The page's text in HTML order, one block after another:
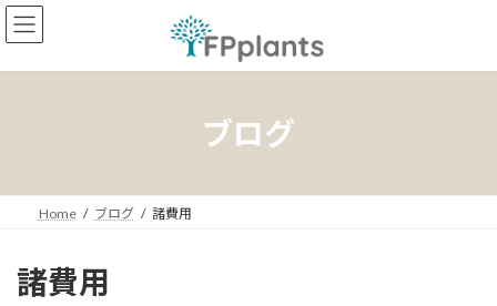
コ
ン
ン
ナ
ビ
ー
ブログ
Home ブログ 諸費用
諸費用